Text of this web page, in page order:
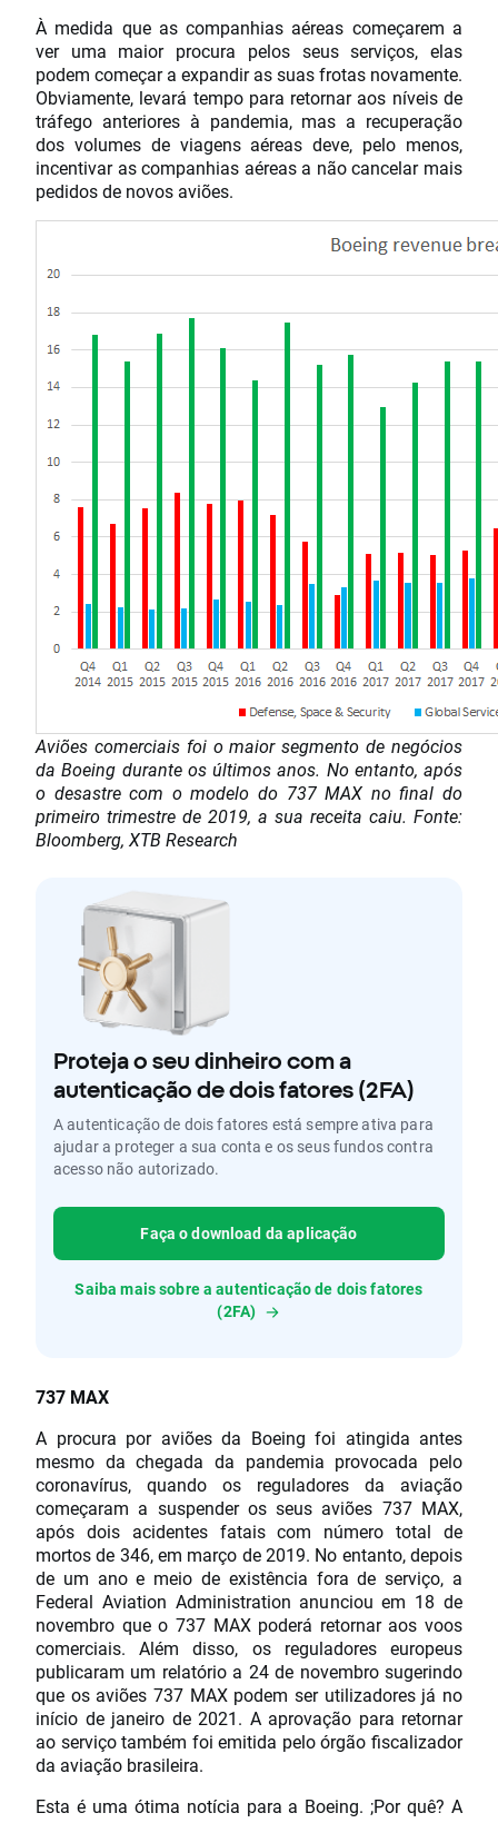
À medida que as companhias aéreas começarem a
ver uma maior procura pelos seus serviços, elas
podem começar a expandir as suas frotas novamente.
Obviamente, levará tempo para retornar aos níveis de
tráfego anteriores à pandemia, mas a recuperação
dos volumes de viagens aéreas deve, pelo menos,
incentivar as companhias aéreas a não cancelar mais
pedidos de novos aviões.
Aviões comerciais foi o maior segmento de negócios
da Boeing durante os últimos anos. No entanto, após
o desastre com o modelo do 737 MAX no final do
primeiro trimestre de 2019, a sua receita caiu. Fonte:
Bloomberg, XTB Research
Proteja o seu dinheiro com a
autenticação de dois fatores (2FA)
A autenticação de dois fatores está sempre ativa para
ajudar a proteger a sua conta e os seus fundos contra
acesso não autorizado.
Faça o download da aplicação
Saiba mais sobre a autenticação de dois fatores
(2FA)
737 MAX
A procura por aviões da Boeing foi atingida antes
mesmo da chegada da pandemia provocada pelo
coronavírus, quando os reguladores da aviação
começaram a suspender os seus aviões 737 MAX,
após dois acidentes fatais com número total de
mortos de 346, em março de 2019. No entanto, depois
de um ano e meio de existência fora de serviço, a
Federal Aviation Administration anunciou em 18 de
novembro que o 737 MAX poderá retornar aos voos
comerciais. Além disso, os reguladores europeus
publicaram um relatório a 24 de novembro sugerindo
que os aviões 737 MAX podem ser utilizadores já no
início de janeiro de 2021. A aprovação para retornar
ao serviço também foi emitida pelo órgão fiscalizador
da aviação brasileira.
Esta é uma ótima notícia para a Boeing. ;Por quê? A